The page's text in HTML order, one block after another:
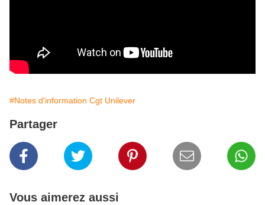
#Notes d'information Cgt Unilever
Partager
Vous aimerez aussi